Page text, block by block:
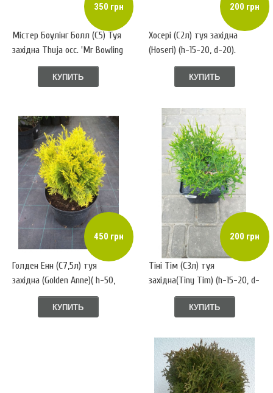
350 грн
Містер Боулінг Болл (С5) Туя
західна Thuja occ. 'Mr Bowling
КУПИТЬ
200 грн
Хосері (С2л) туя західна
(Hoseri) (h-15-20, d-20).
КУПИТЬ
450 грн
Голден Енн (С7,5л) туя
західна (Golden Anne)( h-50,
КУПИТЬ
200 грн
Тіні Тім (С3л) туя
західна(Tiny Tim) (h-15-20, d-
КУПИТЬ